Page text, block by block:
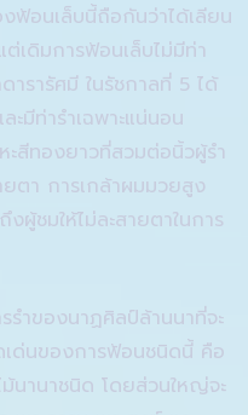
ฟ้อนเล็บนี้ถือกันว่าได้เลียน
เดิมการฟ้อนเล็บไม่มีท่า
ารารัศมี ในรัชกาลที่ 5 ได้
ะมีท่ารำเฉพาะแน่นอน
สีทองยาวที่สวมต่อนิ้วผู้รำ
ตา การเกล้าผมมวยสูง
ผู้ชมให้ไม่ละสายตาในการ
รำของนาฏศิลป์ล้านนาที่จะ
ด่นของการฟ้อนชนิดนี้ คือ
ม้นานาชนิด โดยส่วนใหญ่จะ